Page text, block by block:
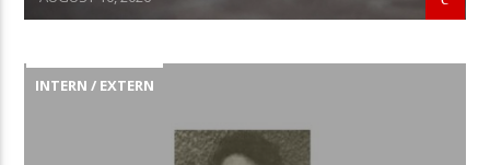
INTERN / EXTERN